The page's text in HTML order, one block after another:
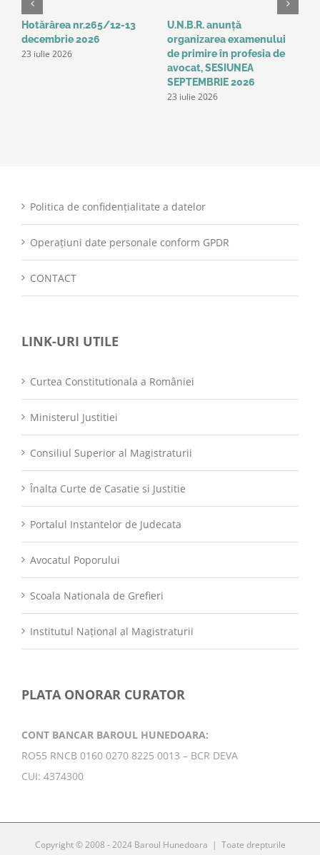
Hotărârea nr.265/12-13
decembrie 2026
23 iulie 2026
U.N.B.R. anunță
organizarea examenului
de primire în profesia de
avocat, SESIUNEA
SEPTEMBRIE 2026
23 iulie 2026
Politica de confidențialitate a datelor
Operațiuni date personale conform GPDR
CONTACT
LINK-URI UTILE
Curtea Constitutionala a României
Ministerul Justitiei
Consiliul Superior al Magistraturii
Înalta Curte de Casatie si Justitie
Portalul Instantelor de Judecata
Avocatul Poporului
Scoala Nationala de Grefieri
Institutul Național al Magistraturii
PLATA ONORAR CURATOR
CONT BANCAR BAROUL HUNEDOARA:
RO55 RNCB 0160 0270 8225 0013 – BCR DEVA
CUI: 4374300
Copyright © 2008 - 2024 Baroul Hunedoara | Toate drepturile